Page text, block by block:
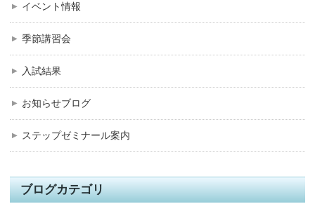
イベント情報
季節講習会
入試結果
お知らせブログ
ステップゼミナール案内
ブログカテゴリ